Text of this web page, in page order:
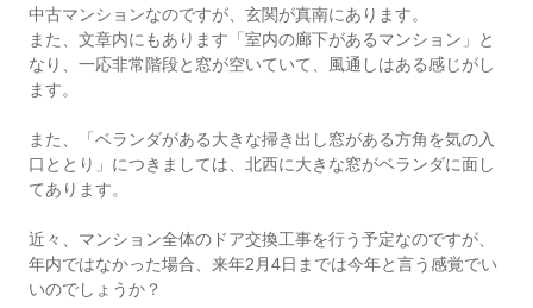
中古マンションなのですが、玄関が真南にあります。
また、文章内にもあります「室内の廊下があるマンション」と
なり、一応非常階段と窓が空いていて、風通しはある感じがし
ます。
また、「ベランダがある大きな掃き出し窓がある方角を気の入
口ととり」につきましては、北西に大きな窓がベランダに面し
てあります。
近々、マンション全体のドア交換工事を行う予定なのですが、
年内ではなかった場合、来年2月4日までは今年と言う感覚でい
いのでしょうか？